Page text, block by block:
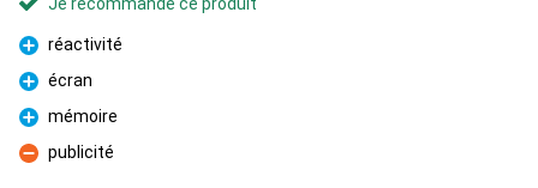
Pour
réactivité
Pour
écran
Pour
mémoire
Contre
publicité